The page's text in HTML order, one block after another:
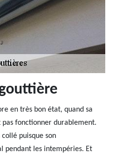
en très bon état, quand sa
fonctionner durablement.
puisque son
pendant les intempéries. Et